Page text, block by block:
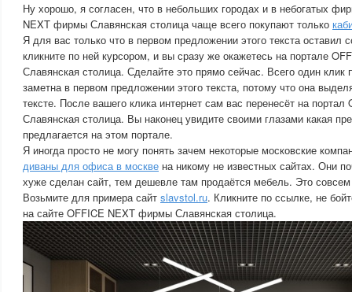
Ну хорошо, я согласен, что в небольших городах и в небогатых
NEXT фирмы Славянская столица чаще всего покупают только
Я для вас только что в первом предложении этого текста оставил
кликните по ней курсором, и вы сразу же окажетесь на портале
Славянская столица. Сделайте это прямо сейчас. Всего один клик
заметна в первом предложении этого текста, потому что она
тексте. После вашего клика интернет сам вас перенесёт на
Славянская столица. Вы наконец увидите своими глазами какая
предлагается на этом портале.
Я иногда просто не могу понять зачем некоторые московские
диваны для офиса в москве на никому не известных сайтах. Они
хуже сделан сайт, тем дешевле там продаётся мебель. Это совсем
Возьмите для примера сайт slavstol.ru. Кликните по ссылке, не
на сайте OFFICE NEXT фирмы Славянская столица.